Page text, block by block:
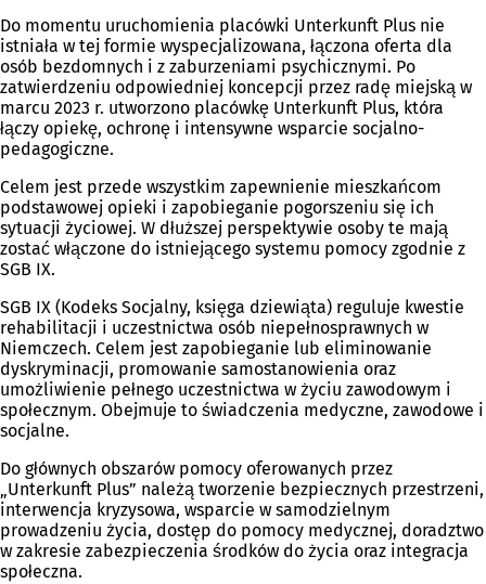
Do momentu uruchomienia placówki Unterkunft Plus nie
istniała w tej formie wyspecjalizowana, łączona oferta dla
osób bezdomnych i z zaburzeniami psychicznymi. Po
zatwierdzeniu odpowiedniej koncepcji przez radę miejską w
marcu 2023 r. utworzono placówkę Unterkunft Plus, która
łączy opiekę, ochronę i intensywne wsparcie socjalno-
pedagogiczne.
Celem jest przede wszystkim zapewnienie mieszkańcom
podstawowej opieki i zapobieganie pogorszeniu się ich
sytuacji życiowej. W dłuższej perspektywie osoby te mają
zostać włączone do istniejącego systemu pomocy zgodnie z
SGB IX.
SGB IX (Kodeks Socjalny, księga dziewiąta) reguluje kwestie
rehabilitacji i uczestnictwa osób niepełnosprawnych w
Niemczech. Celem jest zapobieganie lub eliminowanie
dyskryminacji, promowanie samostanowienia oraz
umożliwienie pełnego uczestnictwa w życiu zawodowym i
społecznym. Obejmuje to świadczenia medyczne, zawodowe i
socjalne.
Do głównych obszarów pomocy oferowanych przez
„Unterkunft Plus” należą tworzenie bezpiecznych przestrzeni,
interwencja kryzysowa, wsparcie w samodzielnym
prowadzeniu życia, dostęp do pomocy medycznej, doradztwo
w zakresie zabezpieczenia środków do życia oraz integracja
społeczna.